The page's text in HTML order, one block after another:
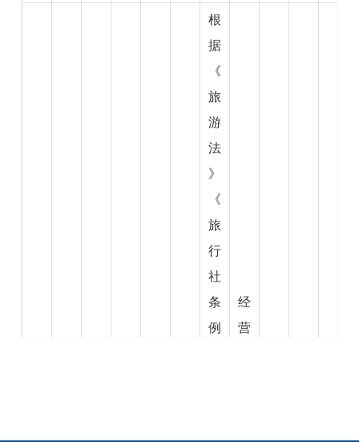
根
据
《
旅
游
法
》
《
旅
行
社
条
例
经
营